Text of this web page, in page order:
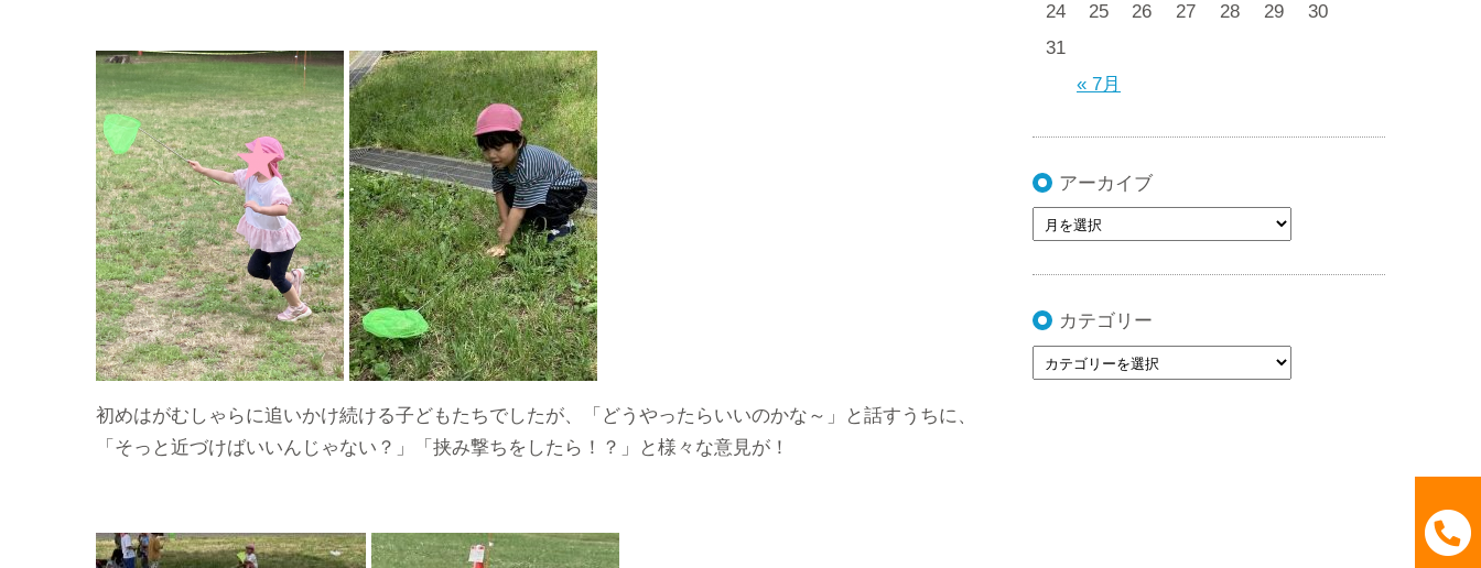
初めはがむしゃらに追いかけ続ける子どもたちでしたが、「どうやったらいいのかな～」と話すうちに、
「そっと近づけばいいんじゃない？」「挟み撃ちをしたら！？」と様々な意見が！
« 7月
24
25 26 27 28 29
30
31
アーカイブ
カテゴリー